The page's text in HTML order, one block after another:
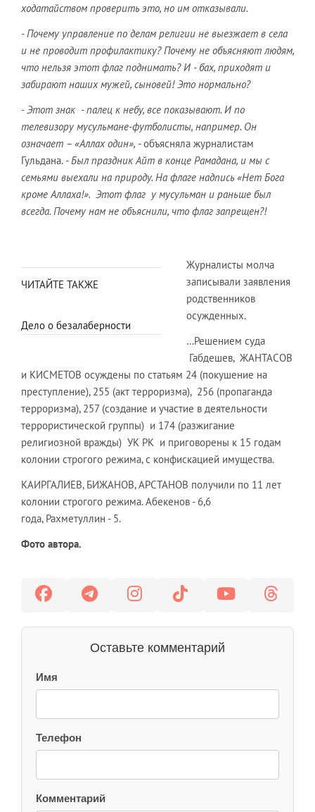
ходатайством проверить это, но им отказывали.
- Почему управление по делам религии не выезжает в села
и не проводит профилактику? Почему не объясняют людям,
что нельзя этот флаг поднимать? И - бах, приходят и
забирают наших мужей, сыновей! Это нормально?
- Этот знак - палец к небу, все показывают. И по
телевизору мусульмане-футболисты, например. Он
означает – «Аллах один», - объясняла журналистам
Гульдана. - Был праздник Айт в конце Рамадана, и мы с
семьями выехали на природу. На флаге надпись «Нет Бога
кроме Аллаха!». Этот флаг у мусульман и раньше был
всегда. Почему нам не объяснили, что флаг запрещен?!
ЧИТАЙТЕ ТАКЖЕ
Дело о безалаберности
Журналисты молча
записывали заявления
родственников
осужденных.
…Решением суда
Габдешев, ЖАНТАСОВ
и КИСМЕТОВ осуждены по статьям 24 (покушение на
преступление), 255 (акт терроризма), 256 (пропаганда
терроризма), 257 (создание и участие в деятельности
террористической группы) и 174 (разжигание
религиозной вражды) УК РК и приговорены к 15 годам
колонии строгого режима, с конфискацией имущества.
КАИРГАЛИЕВ, БИЖАНОВ, АРСТАНОВ получили по 11 лет
колонии строгого режима. Абекенов - 6,6
года, Рахметуллин - 5.
Фото автора.
Оставьте комментарий
Имя
Телефон
Комментарий